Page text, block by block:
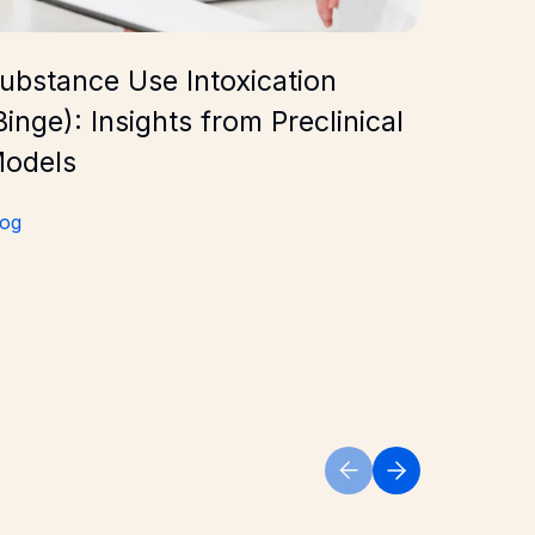
Use Intoxication
Insights from Preclinical
Previous Slide
Next Slide